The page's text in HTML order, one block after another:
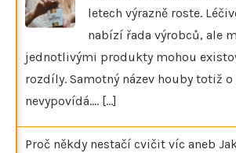
letech výrazně roste.
nabízí řada výrobců, ale
jednotlivými produkty mohou
rozdíly. Samotný název houby totiž
nevypovídá.… [...]
Proč někdy nestačí cvičit víc aneb